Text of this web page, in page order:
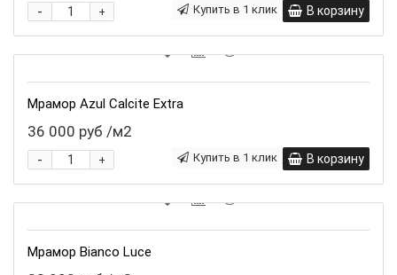
+
- В корзину
Купить в 1 клик
Мрамор Azul Calcite Extra
36 000 руб /м2
+
- В корзину
Купить в 1 клик
Мрамор Bianco Luce